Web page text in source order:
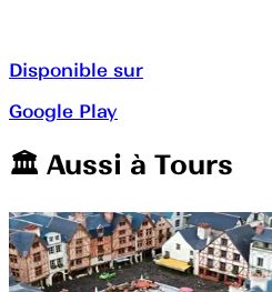
Disponible sur
Google Play
🏛️️ Aussi à Tours